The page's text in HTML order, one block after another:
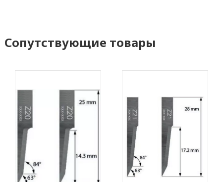
Сопутствующие товары